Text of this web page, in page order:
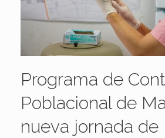
Programa de
Poblacional de
nueva jornada de